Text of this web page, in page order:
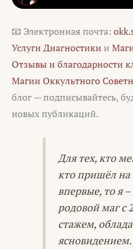
📧 Электронная почта:
Услуги Диагностики и
Отзывы и благодарности
Магии Оккультного
блог — подписывайтесь,
новых публикаций.
Для тех, кто
кто пришёл
впервые, то я
родовой маг с
стажем,